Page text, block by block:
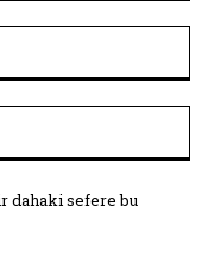
dahaki sefere bu